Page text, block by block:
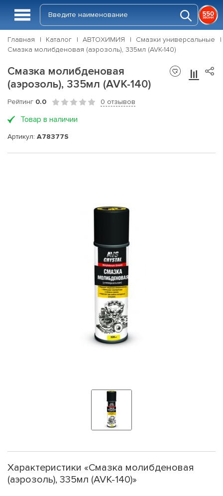
Главная Каталог АВТОХИМИЯ
Смазки универсальные
Смазка молибденовая (аэрозоль), 335мл (AVK-140)
Смазка молибденовая
(аэрозоль), 335мл (AVK-140)
Рейтинг 0.0 0 отзывов
Товар в наличии
Артикул: A78377S
Характеристики «Смазка молибденовая
(аэрозоль), 335мл (AVK-140)»